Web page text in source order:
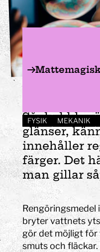
FYSIK MEKANIK
Såpbubblor
glänser,
innehåller
färger. Det
man gillar
Rengöringsmedel
bryter vattnets
gör det möjligt
smuts och